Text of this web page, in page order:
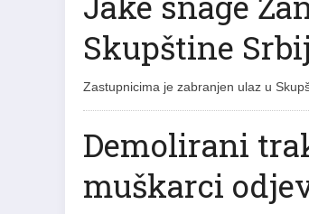
Skupštine
Zastupnicima je zabranjen ulaz u
Demolirani
muškarci